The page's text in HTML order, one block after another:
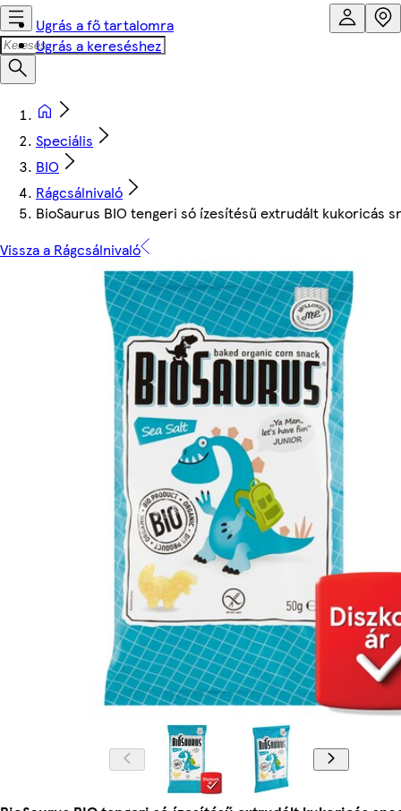
Ugrás a fő tartalomra
Ugrás a kereséshez
Speciális
BIO
Rágcsálnivaló
BioSaurus BIO tengeri só ízesítésű extrudált kukoricás
Vissza a Rágcsálnivaló